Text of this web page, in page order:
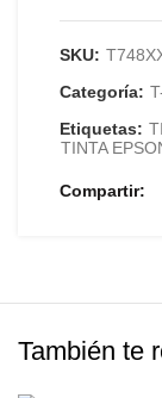
SKU:
Categoría:
Etiquetas:
TINTA
Compartir
También te